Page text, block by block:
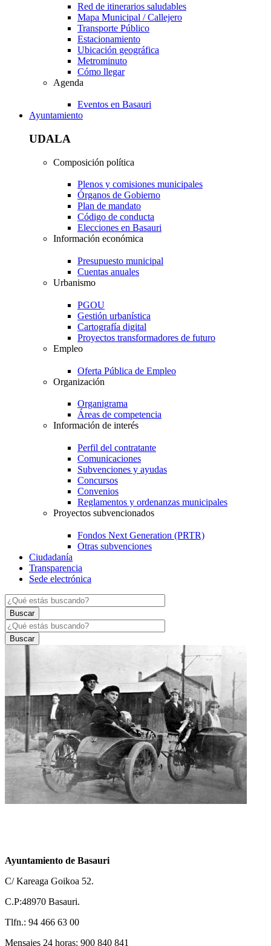
Red de itinerarios saludables
Mapa Municipal / Callejero
Transporte Público
Estacionamiento
Ubicación geográfica
Metrominuto
Cómo llegar
Agenda
Eventos en Basauri
Ayuntamiento
UDALA
Composición política
Plenos y comisiones municipales
Órganos de Gobierno
Plan de mandato
Código de conducta
Elecciones en Basauri
Información económica
Presupuesto municipal
Cuentas anuales
Urbanismo
PGOU
Gestión urbanística
Cartografía digital
Proyectos transformadores de futuro
Empleo
Oferta Pública de Empleo
Organización
Organigrama
Áreas de competencia
Información de interés
Perfil del contratante
Comunicaciones
Subvenciones y ayudas
Concursos
Convenios
Reglamentos y ordenanzas municipales
Proyectos subvencionados
Fondos Next Generation (PRTR)
Otras subvenciones
Ciudadanía
Transparencia
Sede electrónica
Ayuntamiento de Basauri
C/ Kareaga Goikoa 52.
C.P:48970 Basauri.
Tlfn.: 94 466 63 00
Mensajes 24 horas: 900 840 841